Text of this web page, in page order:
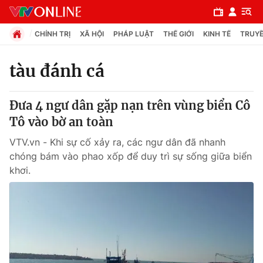
Chuyên mục
Chính trị
Xã hội
Pháp luật
Thế giới
CHÍNH TRỊ XÃ HỘI PHÁP LUẬT THẾ GIỚI KINH TẾ
tàu đánh cá
Đưa 4 ngư dân gặp nạn trên vùng biển Cô
Tô vào bờ an toàn
VTV.vn - Khi sự cố xảy ra, các ngư dân đã nhanh
chóng bám vào phao xốp để duy trì sự sống giữa biển
khơi.